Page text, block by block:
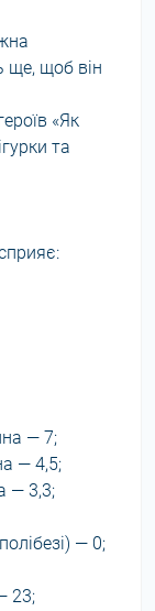
ще, щоб він
«Як
та
— 7;
— 4,5;
— 3,3;
— 0;
23;